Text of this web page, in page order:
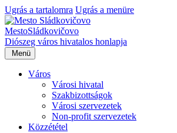
Ugrás a tartalomra Ugrás a menüre
MestoSládkovičovo
Diószeg város hivatalos honlapja
Menü
Város
Városi hivatal
Szakbizottságok
Városi szervezetek
Non-profit szervezetek
Közzététel